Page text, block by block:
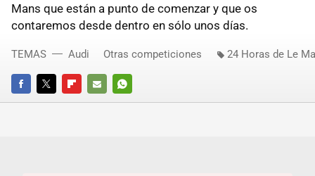
Mans que están a punto de comenzar y que os
contaremos desde dentro en sólo unos días.
FACEBOOKTWITTERFLIPBOARD
E-
WHATSAPP
TEMAS Audi Otras competiciones 24 Horas de Le